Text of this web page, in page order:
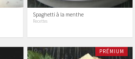
Spaghetti à la menthe
Recettes
PRÉMIUM